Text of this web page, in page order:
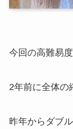
今回の高難易
2年前に全体の
昨年からダブ